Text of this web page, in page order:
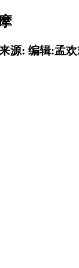
源: 编辑:孟